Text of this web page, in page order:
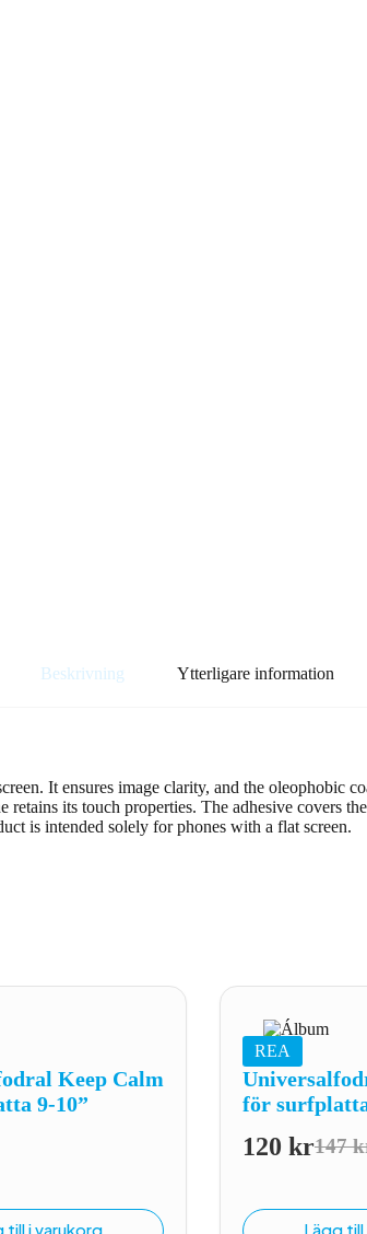
Beskrivning Ytterligare information
It ensures image clarity, and the oleophobic
its touch properties. The adhesive covers
is intended solely for phones with a flat screen.
Keep Calm
9-10”
till i varukorg
REA
för
147
Det
120 krDet
Lägg